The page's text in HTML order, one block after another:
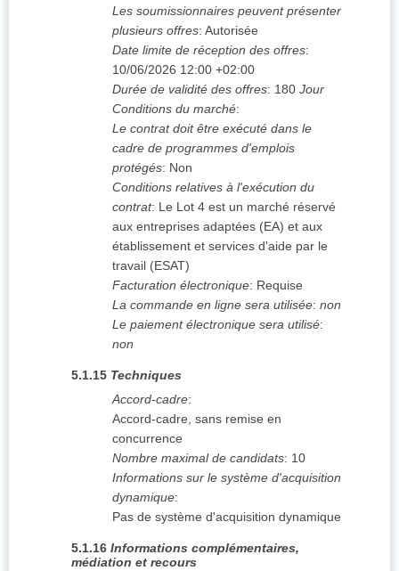
Les soumissionnaires peuvent présenter
plusieurs offres: Autorisée
Date limite de réception des offres:
10/06/2026 12:00 +02:00
Durée de validité des offres: 180 Jour
Conditions du marché:
Le contrat doit être exécuté dans le
cadre de programmes d'emplois
protégés: Non
Conditions relatives à l'exécution du
contrat: Le Lot 4 est un marché réservé
aux entreprises adaptées (EA) et aux
établissement et services d'aide par le
travail (ESAT)
Facturation électronique: Requise
La commande en ligne sera utilisée: non
Le paiement électronique sera utilisé:
non
5.1.15 Techniques
Accord-cadre:
Accord-cadre, sans remise en
concurrence
Nombre maximal de candidats: 10
Informations sur le système d'acquisition
dynamique:
Pas de système d'acquisition dynamique
5.1.16 Informations complémentaires,
médiation et recours